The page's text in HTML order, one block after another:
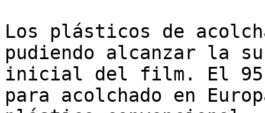
Los plásticos de
pudiendo alcanzar la
inicial del film. El 95
para acolchado en